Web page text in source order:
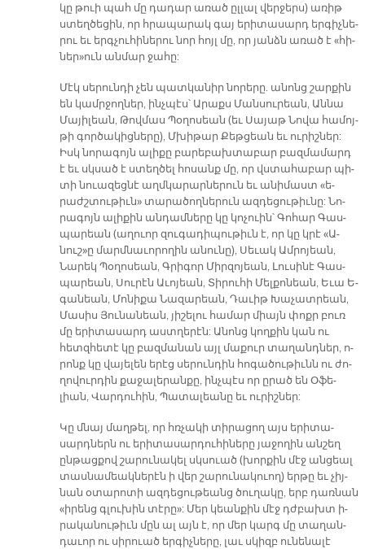
կը թուի պահ մը դա­դար ա­ռած ըլ­լալ վեր­ջերս) ա­ռիթ
ստեղ­ծե­ցին, որ հրա­պա­րակ գայ ե­րի­տա­սարդ եր­գիչ­նե­
րու եւ երգ­չու­հի­նե­րու նոր հոյլ մը, որ յանձն ա­ռած է «հի­
ներ»ուն ան­մար ջա­հը:
Մէկ սե­րուն­դի չեն պատ­կա­նիր նո­րե­րը. ա­նոնց շար­քին
են կամր­ջող­ներ, ինչ­պէս՝ Ա­րաքս Ման­սու­րեան, Ան­նա
Մա­յի­լեան, Թով­մաս Պօ­ղո­սեան (եւ Սա­յաթ Նո­վա հա­մոյ­
թի գոր­ծա­կից­նե­րը), Մխի­թար Քեթ­ցեան եւ ու­րիշ­ներ:
Իսկ նո­րա­գոյն ա­լի­քը բա­րե­բախ­տա­բար բազ­մա­մարդ
է եւ սկսած է ստեղ­ծել հո­սանք մը, որ վստա­հա­բար պի­
տի նուա­զեց­նէ աղմ­կա­րար­նե­րուն եւ ա­նի­մաստ «ե­
րաժշ­տու­թիւն» տա­րա­ծող­նե­րուն ազ­դե­ցու­թիւ­նը: Նո­
րա­գոյն ա­լի­քին ան­դամ­նե­րը կը կո­չուին՝ Գո­հար Գաս­
պա­րեան (ա­ղուոր զու­գա­դի­պու­թիւն է, որ կը կրէ «Ա­
նուշ»ը մարմ­նա­ւո­րո­ղին ա­նու­նը), Սե­ւակ Ամ­րո­յեան,
Նա­րեկ Պօ­ղո­սեան, Գրի­գոր Միր­զո­յեան, Լու­սի­նէ Գաս­
պա­րեան, Սու­րէն Ա­ւո­յեան, Տի­րու­հի Մել­քո­նեան, Ե­ւա Ե­
գա­նեան, Մո­նի­քա Նա­զա­րեան, Դա­ւիթ Խա­չատ­րեան,
Մա­սիս Յու­նա­նեան, յի­շե­լու հա­մար միայն փոքր բուռ
մը ե­րի­տա­սարդ աստ­ղե­րէն: Ա­նոնց կող­քին կան ու
հետզ­հե­տէ կը բազ­մա­նան այլ մա­քուր տա­ղանդ­ներ, ո­
րոնք կը վա­յե­լեն ե­րէց սե­րուն­դին հո­գա­ծու­թիւնն ու ժո­
ղո­վուր­դին քա­ջա­լե­րան­քը, ինչ­պէս որ ը­րած են Օ­ֆե­
լիան, Վար­դու­հին, Պա­տա­լեա­նը եւ ու­րիշ­ներ:
Կը մնայ մաղ­թել, որ հռչա­կի տի­րա­ցող այս ե­րի­տա­
սարդ­ներն ու ե­րի­տա­սար­դու­հի­նե­րը յա­ջո­ղին ան­շեղ
ըն­թաց­քով շա­րու­նա­կել սկսուած (խոր­քին մէջ ան­ցեալ
տաս­նա­մեակ­նե­րէն ի վեր շա­րու­նա­կուող) եր­թը եւ չիյ­
նան օ­տա­րո­տի ազ­դե­ցու­թեանց ծու­ղա­կը, երբ դառ­նան
«ի­րենց գլու­խին տէ­րը»: Մեր կեան­քին մէջ դժբախտ ի­
րա­կա­նու­թիւն մըն ալ այն է, որ մեր կարգ մը տա­ղան­
դա­ւոր ու սի­րուած եր­գիչ­նե­րը, լաւ սկիզբ ու­նե­նա­լէ